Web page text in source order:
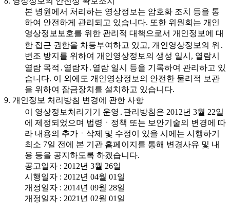
본 병원에서 처리하는 영상정보는 암호화 조치 등을 통
하여 안전하게 관리되고 있습니다. 또한 위원회는 개인
영상정보보호를 위한 관리적 대책으로서 개인정보에 대
한 접근 권한을 차등부여하고 있고, 개인영상정보의 위․
변조 방지를 위하여 개인영상정보의 생성 일시, 열람시
열람 목적․열람자․열람 일시 등을 기록하여 관리하고 있
습니다. 이 외에도 개인영상정보의 안전한 물리적 보관
을 위하여 잠금장치를 설치하고 있습니다.
9. 개인정보 처리방침 변경에 관한 사항
이 영상정보처리기기 운영․관리방침은 2012년 3월 22일
에 제정되었으며 법령ㆍ정책 또는 보안기술의 변경에 따
라 내용의 추가ㆍ삭제 및 수정이 있을 시에는 시행하기
최소 7일 전에 본 기관 홈페이지를 통해 변경사유 및 내
용 등을 공지하도록 하겠습니다.
공고일자 : 2012년 3월 26일
시행일자 : 2012년 04월 01일
개정일자 : 2014년 09월 28일
개정일자 : 2021년 02월 01일